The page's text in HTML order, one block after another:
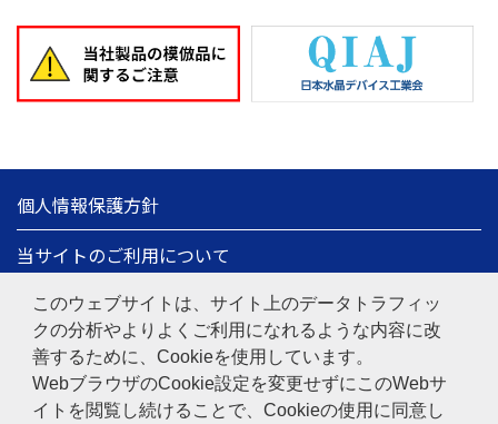
このウェブサイトは、サイト上のデータトラフィッ
クの分析やよりよくご利用になれるような内容に改
善するために、Cookieを使用しています。
WebブラウザのCookie設定を変更せずにこのWebサ
イトを閲覧し続けることで、Cookieの使用に同意し
個人情報保護方針
当サイトのご利用について
情報セキュリティ基本方針
サイトマップ
日本電波工業株式会社
Copyright© 1997-2026NIHON